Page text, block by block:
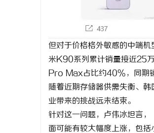
但对于价格格外敏感的中端
米K90系列累计销量接近25
Pro Max占比约40%，同期
随着近期存储器供需失衡、
业带来的挑战远未结束。
针对这一问题，卢伟冰坦言
面可能有较大幅度上涨，包